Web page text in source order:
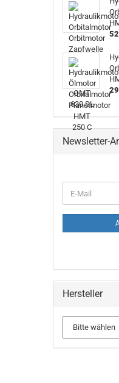
Newsletter-
Hersteller